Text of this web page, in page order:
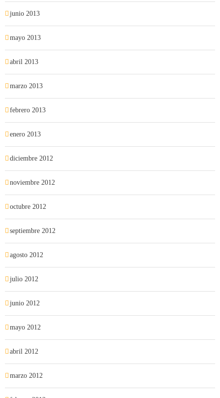
junio 2013
mayo 2013
abril 2013
marzo 2013
febrero 2013
enero 2013
diciembre 2012
noviembre 2012
octubre 2012
septiembre 2012
agosto 2012
julio 2012
junio 2012
mayo 2012
abril 2012
marzo 2012